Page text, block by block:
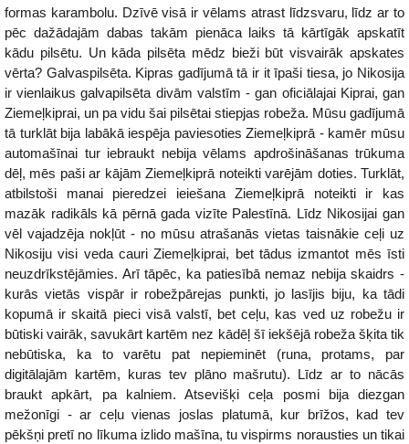
formas karambolu. Dzīvē visā ir vēlams atrast līdzsvaru, līdz ar to
pēc dažādajām dabas takām pienāca laiks tā kārtīgāk apskatīt
kādu pilsētu. Un kāda pilsēta mēdz bieži būt visvairāk apskates
vērta? Galvaspilsēta. Kipras gadījumā tā ir it īpaši tiesa, jo Nikosija
ir vienlaikus galvapilsēta divām valstīm - gan oficiālajai Kiprai, gan
Ziemeļkiprai, un pa vidu šai pilsētai stiepjas robeža. Mūsu gadījumā
tā turklāt bija labākā iespēja paviesoties Ziemeļkiprā - kamēr mūsu
automašīnai tur iebraukt nebija vēlams apdrošināšanas trūkuma
dēļ, mēs paši ar kājām Ziemeļkiprā noteikti varējām doties. Turklāt,
atbilstoši manai pieredzei ieiešana Ziemeļkiprā noteikti ir kas
mazāk radikāls kā pērnā gada vizīte Palestīnā. Līdz Nikosijai gan
vēl vajadzēja nokļūt - no mūsu atrašanās vietas taisnākie ceļi uz
Nikosiju visi veda cauri Ziemeļkiprai, bet tādus izmantot mēs īsti
neuzdrīkstējāmies. Arī tāpēc, ka patiesībā nemaz nebija skaidrs -
kurās vietās vispār ir robežpārejas punkti, jo lasījis biju, ka tādi
kopumā ir skaitā pieci visā valstī, bet ceļu, kas ved uz robežu ir
būtiski vairāk, savukārt kartēm nez kādēļ šī iekšējā robeža šķita tik
nebūtiska, ka to varētu pat nepieminēt (runa, protams, par
digitālajām kartēm, kuras tev plāno mašrutu). Līdz ar to nācās
braukt apkārt, pa kalniem. Atsevišķi ceļa posmi bija diezgan
mežonīgi - ar ceļu vienas joslas platumā, kur brīžos, kad tev
pēkšņi pretī no līkuma izlido mašīna, tu vispirms norausties un tikai